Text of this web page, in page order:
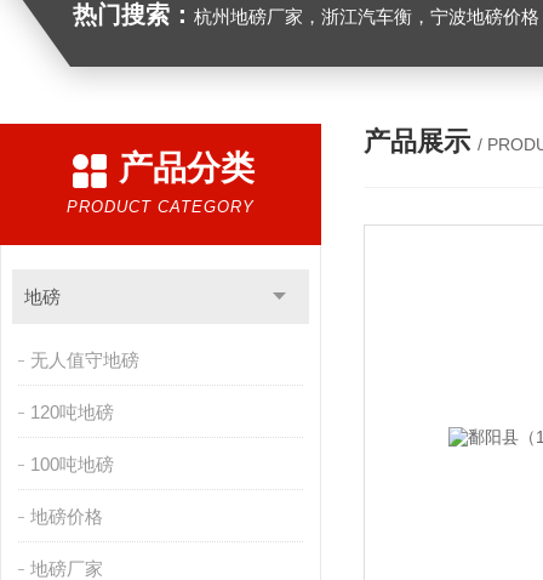
热门搜索： 杭州地磅厂家，浙江汽车衡，宁波地磅价格，浙江地
产品分类
PRODUCT CATEGORY
地磅
无人值守地磅
120吨地磅
100吨地磅
地磅价格
地磅厂家
产品展示 /